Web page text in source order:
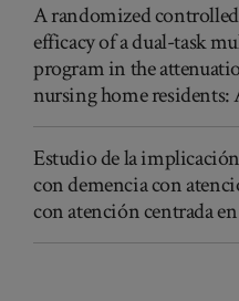
A randomized
efficacy of a dual-task
program in the
nursing home
Estudio de la
con demencia con
con atención centrada